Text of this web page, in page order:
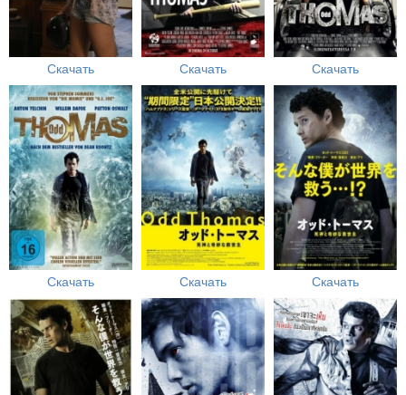
Скачать Скачать Скачать
Скачать Скачать Скачать